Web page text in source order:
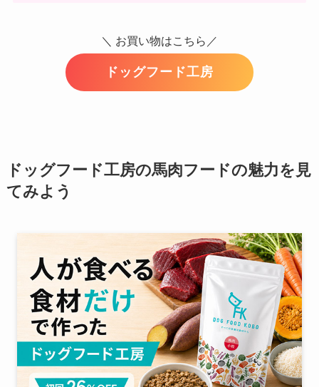
＼ お買い物はこちら／
ドッグフード工房
ドッグフード工房の馬肉フードの魅力を見
てみよう